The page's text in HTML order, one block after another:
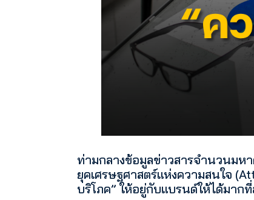
ท่ามกลางข้อมูลข่าวสารจำนวนมห
ยุคเศรษฐศาสตร์แห่งความสนใจ
บริโภค” ให้อยู่กับแบรนด์ให้ได้มาก